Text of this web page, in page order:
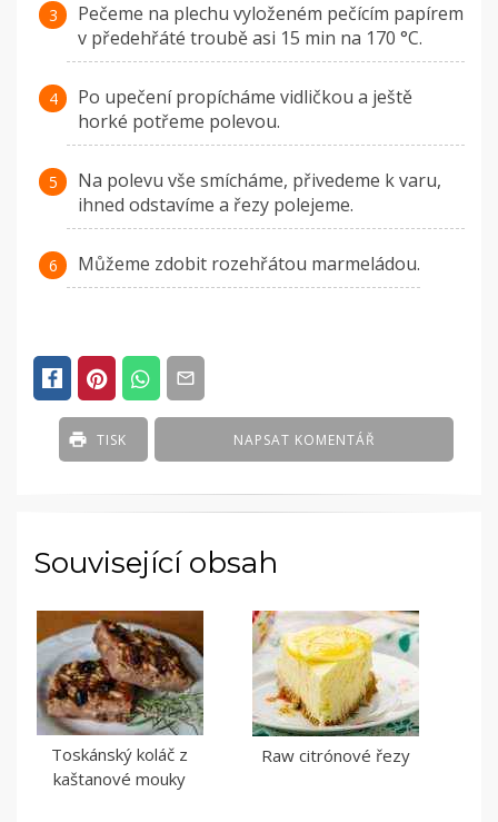
Pečeme na plechu vyloženém pečícím papírem
v předehřáté troubě asi 15 min na 170 °C.
Po upečení propícháme vidličkou a ještě
horké potřeme polevou.
Na polevu vše smícháme, přivedeme k varu,
ihned odstavíme a řezy polejeme.
Můžeme zdobit rozehřátou marmeládou.
NAPSAT KOMENTÁŘ
TISK
Související obsah
Toskánský koláč z
kaštanové mouky
Raw citrónové řezy